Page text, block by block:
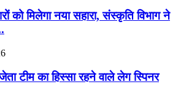
को मिलेगा नया सहारा, संस्कृति विभाग ने
टीम का हिस्सा रहने वाले लेग स्पिनर